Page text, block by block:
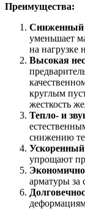
Преимущества:
Сниженный
уменьшает
на нагрузке
Высокая
круглым
жесткость
Тепло- и
снижению
упрощают
арматуры за